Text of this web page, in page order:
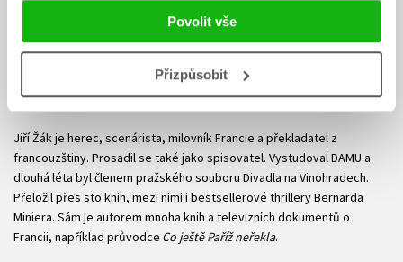
Povolit vše
Přizpůsobit
Jiří Žák
Jiří Žák je herec, scenárista, milovník Francie a překladatel z
francouzštiny. Prosadil se také jako spisovatel. Vystudoval DAMU a
dlouhá léta byl členem pražského souboru Divadla na Vinohradech.
Přeložil přes sto knih, mezi nimi i bestsellerové thrillery Bernarda
Miniera. Sám je autorem mnoha knih a televizních dokumentů o
Francii, například průvodce Co ještě Paříž neřekla.